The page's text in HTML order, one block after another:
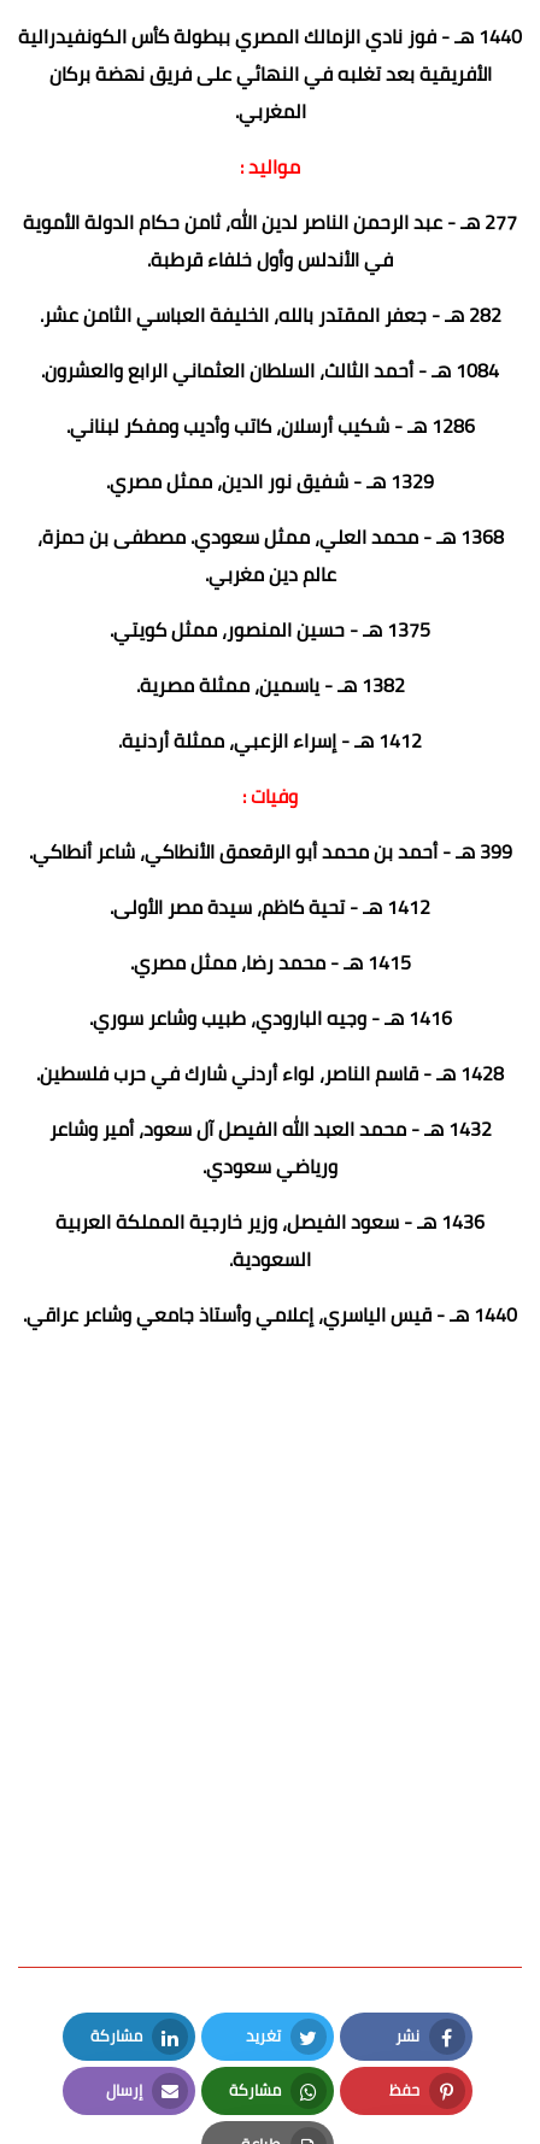
1440 هـ - فوز نادي الزمالك المصري ببطولة كأس الكونفيدرالية
الأفريقية بعد تغلبه في النهائي على فريق نهضة بركان
المغربي.
مواليد :
277 هـ - عبد الرحمن الناصر لدين الله، ثامن حكام الدولة الأموية
في الأندلس وأول خلفاء قرطبة.
282 هـ - جعفر المقتدر بالله، الخليفة العباسي الثامن عشر.
1084 هـ - أحمد الثالث، السلطان العثماني الرابع والعشرون.
1286 هـ - شكيب أرسلان، كاتب وأديب ومفكر لبناني.
1329 هـ - شفيق نور الدين، ممثل مصري.
1368 هـ - محمد العلي، ممثل سعودي. مصطفى بن حمزة،
عالم دين مغربي.
1375 هـ - حسين المنصور، ممثل كويتي.
1382 هـ - ياسمين، ممثلة مصرية.
1412 هـ - إسراء الزعبي، ممثلة أردنية.
وفيات :
399 هـ - أحمد بن محمد أبو الرقعمق الأنطاكي، شاعر أنطاكي.
1412 هـ - تحية كاظم، سيدة مصر الأولى.
1415 هـ - محمد رضا، ممثل مصري.
1416 هـ - وجيه البارودي، طبيب وشاعر سوري.
1428 هـ - قاسم الناصر، لواء أردني شارك في حرب فلسطين.
1432 هـ - محمد العبد الله الفيصل آل سعود، أمير وشاعر
ورياضي سعودي.
1436 هـ - سعود الفيصل، وزير خارجية المملكة العربية
السعودية.
1440 هـ - قيس الياسري، إعلامي وأستاذ جامعي وشاعر عراقي.
نشر
Facebook
تغريد
Twitter
مشاركة
LinkedIn
حفظ
Pinterest
مشاركة
Whatsapp
إرسال
Email